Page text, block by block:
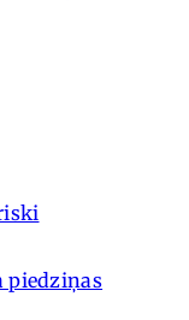
piedziņas